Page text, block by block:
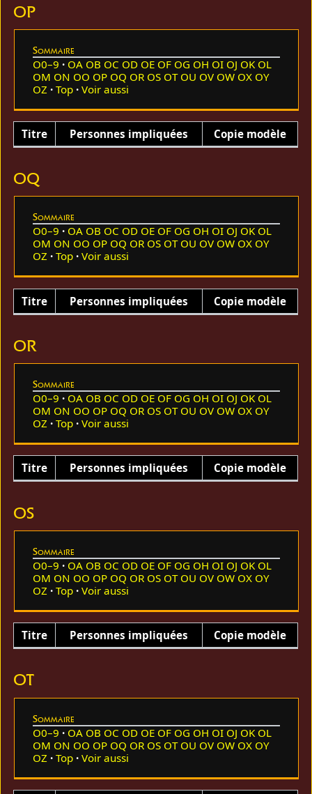
OP
Sommaire
O0–9 OA OB OC OD OE OF OG OH OI OJ OK OL
OM ON OO OP OQ OR OS OT OU OV OW OX OY
OZ
Top Voir aussi
Titre Personnes impliquées Copie modèle
OQ
Sommaire
O0–9 OA OB OC OD OE OF OG OH OI OJ OK OL
OM ON OO OP OQ OR OS OT OU OV OW OX OY
OZ
Top Voir aussi
Titre Personnes impliquées Copie modèle
OR
Sommaire
O0–9 OA OB OC OD OE OF OG OH OI OJ OK OL
OM ON OO OP OQ OR OS OT OU OV OW OX OY
OZ
Top Voir aussi
Titre Personnes impliquées Copie modèle
OS
Sommaire
O0–9 OA OB OC OD OE OF OG OH OI OJ OK OL
OM ON OO OP OQ OR OS OT OU OV OW OX OY
OZ
Top Voir aussi
Titre Personnes impliquées Copie modèle
OT
Sommaire
O0–9 OA OB OC OD OE OF OG OH OI OJ OK OL
OM ON OO OP OQ OR OS OT OU OV OW OX OY
OZ
Top Voir aussi